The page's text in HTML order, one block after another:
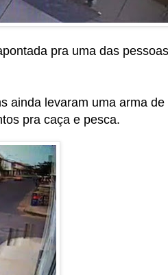
pra uma das
ainda levaram uma arma
pra caça e pesca.